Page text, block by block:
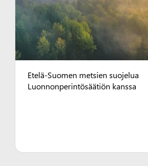
Etelä-Suomen metsien suojelua
Luonnonperintösäätiön kanssa